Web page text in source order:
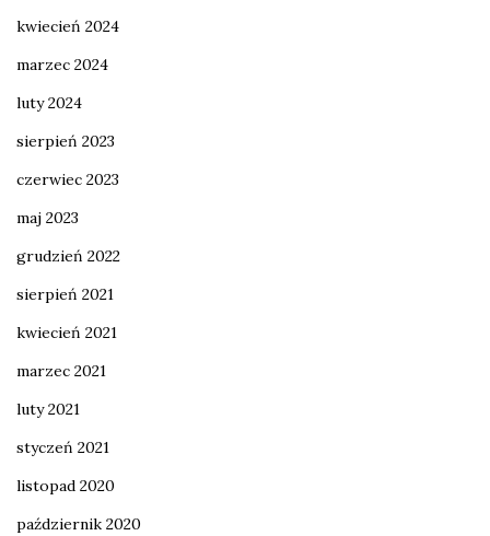
kwiecień 2024
marzec 2024
luty 2024
sierpień 2023
czerwiec 2023
maj 2023
grudzień 2022
sierpień 2021
kwiecień 2021
marzec 2021
luty 2021
styczeń 2021
listopad 2020
październik 2020